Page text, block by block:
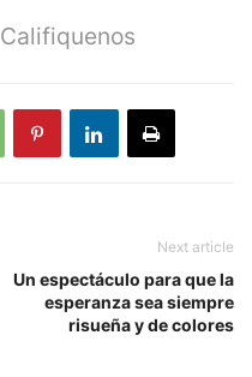
Califiquenos
Next article
Un espectáculo para que la
esperanza sea siempre
risueña y de colores